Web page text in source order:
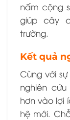
nấm cộng
giúp cây
trường.
Kết quả
Cùng với
nghiên
hơn vào lợi
hệ mới.